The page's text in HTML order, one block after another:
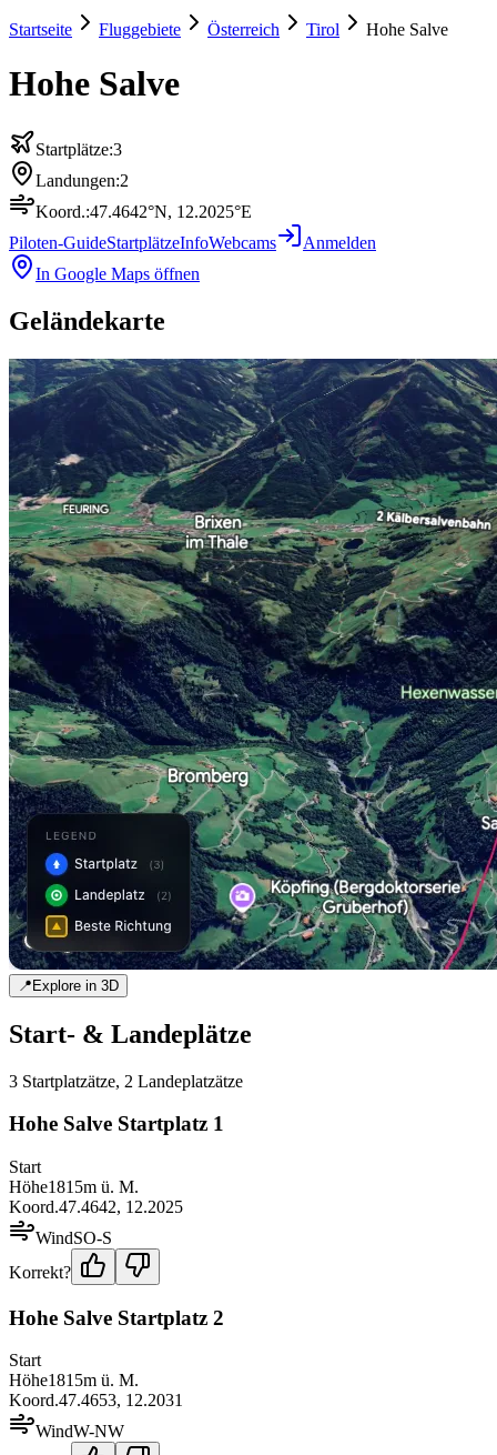
Startseite Fluggebiete Österreich Tirol Hohe Salve
Hohe Salve
Startplätze:3
Landungen:2
Koord.:47.4642°N, 12.2025°E
Piloten-GuideStartplätzeInfoWebcams
Anmelden
In Google Maps öffnen
Geländekarte
📍Explore in 3D
Start- & Landeplätze
3 Startplatzätze, 2 Landeplatzätze
Hohe Salve Startplatz 1
Start
Höhe1815m ü. M.
Koord.47.4642, 12.2025
WindSO-S
Korrekt?
Hohe Salve Startplatz 2
Start
Höhe1815m ü. M.
Koord.47.4653, 12.2031
WindW-NW